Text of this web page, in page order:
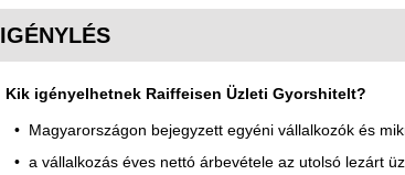
IGÉNYLÉS
Kik igényelhetnek Raiffeisen Üzleti Gyorshitelt?
Magyarországon bejegyzett egyéni vállalkozók és
a vállalkozás éves nettó árbevétele az utolsó lezárt